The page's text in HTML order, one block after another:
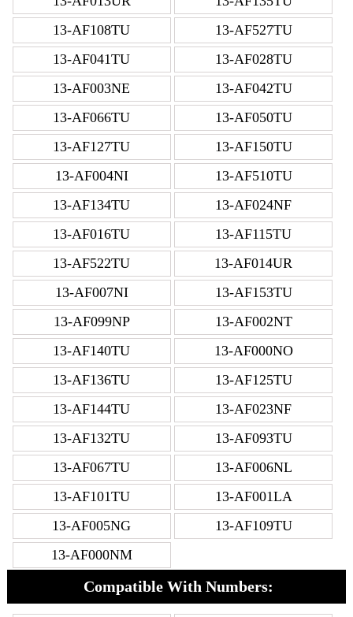
13-AF108TU
13-AF527TU
13-AF041TU
13-AF028TU
13-AF003NE
13-AF042TU
13-AF066TU
13-AF050TU
13-AF127TU
13-AF150TU
13-AF004NI
13-AF510TU
13-AF134TU
13-AF024NF
13-AF016TU
13-AF115TU
13-AF522TU
13-AF014UR
13-AF007NI
13-AF153TU
13-AF099NP
13-AF002NT
13-AF140TU
13-AF000NO
13-AF136TU
13-AF125TU
13-AF144TU
13-AF023NF
13-AF132TU
13-AF093TU
13-AF067TU
13-AF006NL
13-AF101TU
13-AF001LA
13-AF005NG
13-AF109TU
13-AF000NM
Compatible With Numbers: